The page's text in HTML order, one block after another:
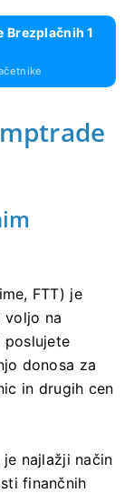
Brezplačnih 1
FTT) je
voljo na
poslujete
donosa za
in drugih cen
najlažji način
finančnih